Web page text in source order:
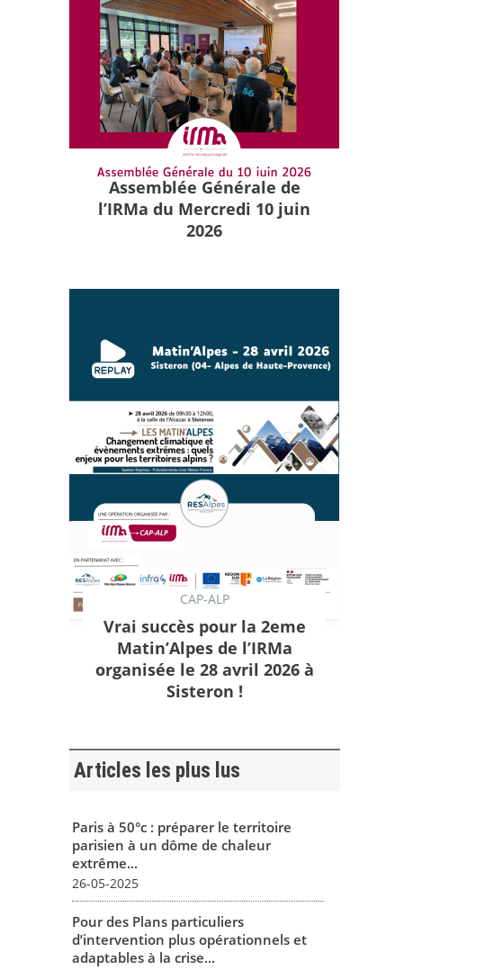
Assemblée Générale de
l’IRMa du Mercredi 10 juin
2026
CAP-ALP
Vrai succès pour la 2eme
Matin’Alpes de l’IRMa
organisée le 28 avril 2026 à
Sisteron !
Articles les plus lus
Paris à 50°c : préparer le territoire
parisien à un dôme de chaleur
extrême...
26-05-2025
Pour des Plans particuliers
d’intervention plus opérationnels et
adaptables à la crise...